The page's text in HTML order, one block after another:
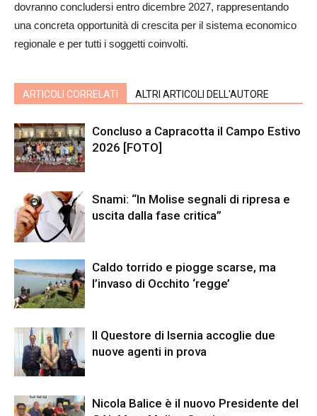
dovranno concludersi entro dicembre 2027, rappresentando
una concreta opportunità di crescita per il sistema economico
regionale e per tutti i soggetti coinvolti.
ARTICOLI CORRELATI ALTRI ARTICOLI DELL'AUTORE
Concluso a Capracotta il Campo Estivo
2026 [FOTO]
Snami: “In Molise segnali di ripresa e
uscita dalla fase critica”
Caldo torrido e piogge scarse, ma
l’invaso di Occhito ‘regge’
Il Questore di Isernia accoglie due
nuove agenti in prova
Nicola Balice è il nuovo Presidente del